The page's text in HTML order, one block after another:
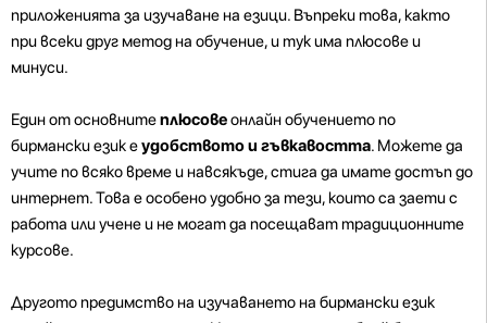
приложенията за изучаване на езици. Въпреки това, както
при всеки друг метод на обучение, и тук има плюсове и
минуси.
Един от основнитеплюсовеонлайн обучението по
бирмански език еудобството и гъвкавостта. Можете да
учите по всяко време и навсякъде, стига да имате достъп до
интернет. Това е особено удобно за тези, които са заети с
работа или учене и не могат да посещават традиционните
курсове.
Другото предимство на изучаването на бирмански език